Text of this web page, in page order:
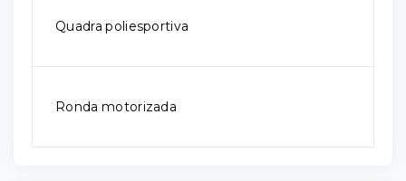
Quadra poliesportiva
Ronda motorizada